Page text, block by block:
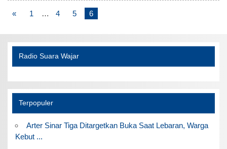
« 1 … 4 5 6
Radio Suara Wajar
Terpopuler
Arter Sinar Tiga Ditargetkan Buka Saat Lebaran, Warga
Kebut ...